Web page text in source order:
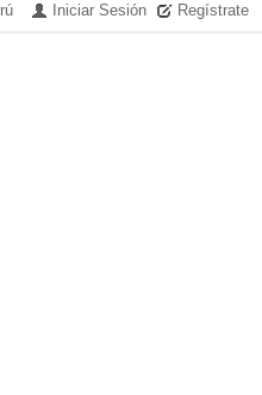
Iniciar Sesión Regístrate